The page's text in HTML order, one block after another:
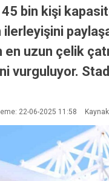
45 bin kişi
ilerleyişini
en uzun çelik
vurguluyor.
22-06-2025 11:58